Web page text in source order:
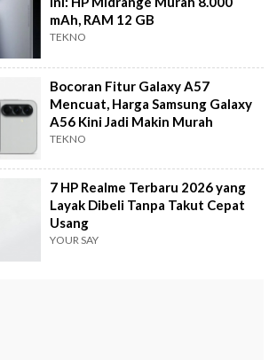
mAh, RAM 12 GB
TEKNO
Bocoran Fitur Galaxy A57
Mencuat, Harga Samsung Galaxy
A56 Kini Jadi Makin Murah
TEKNO
7 HP Realme Terbaru 2026 yang
Layak Dibeli Tanpa Takut Cepat
Usang
YOUR SAY